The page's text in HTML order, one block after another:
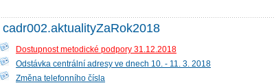
cadr002.aktualityZaRok2018
Dostupnost metodické podpory 31.12.2018
Odstávka centrální adresy ve dnech 10. - 11. 3. 2018
Změna telefonního čísla